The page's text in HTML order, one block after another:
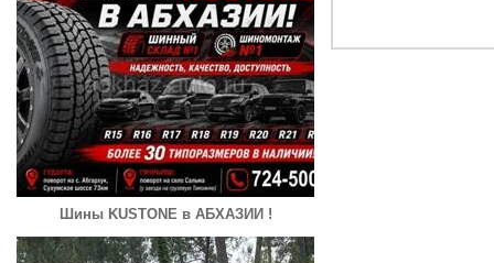
Шины KUSTONE в АБХАЗИИ !